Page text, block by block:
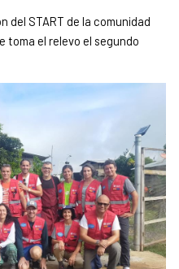
del START de la comunidad
toma el relevo el segundo